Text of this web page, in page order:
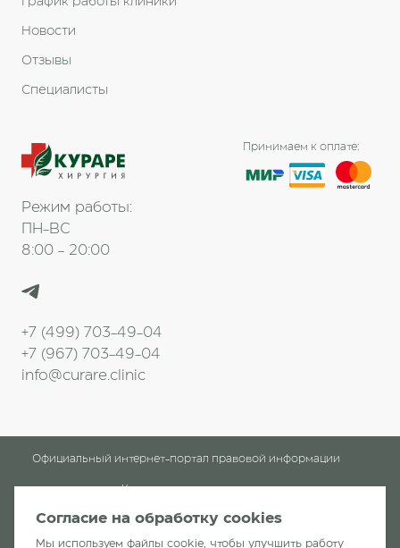
Режим работы:
ПН-ВС
8:00 - 20:00
+7 (499) 703-49-04
+7 (967) 703-49-04
info@curare.clinic
Принимаем к оплате:
Новости
Отзывы
Специалисты
Официальный интернет-портал правовой информации
Клинические рекомендации
Клиника «Кураре-Хирургия»
Согласие на обработку cookies
Мы используем файлы cookie, чтобы улучшить работу